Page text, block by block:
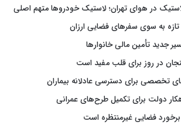
در هوای تهران؛ لاستیک خودروها متهم اصلی
به سوی سفرهای فضایی ارزان
جدید تأمین مالی خانوارها
در روز برای قلب مفید است
تخصصی برای دسترسی عادلانه بیماران
دولت برای تکمیل طرح‌های عمرانی
فضایی غیرمنتظره است